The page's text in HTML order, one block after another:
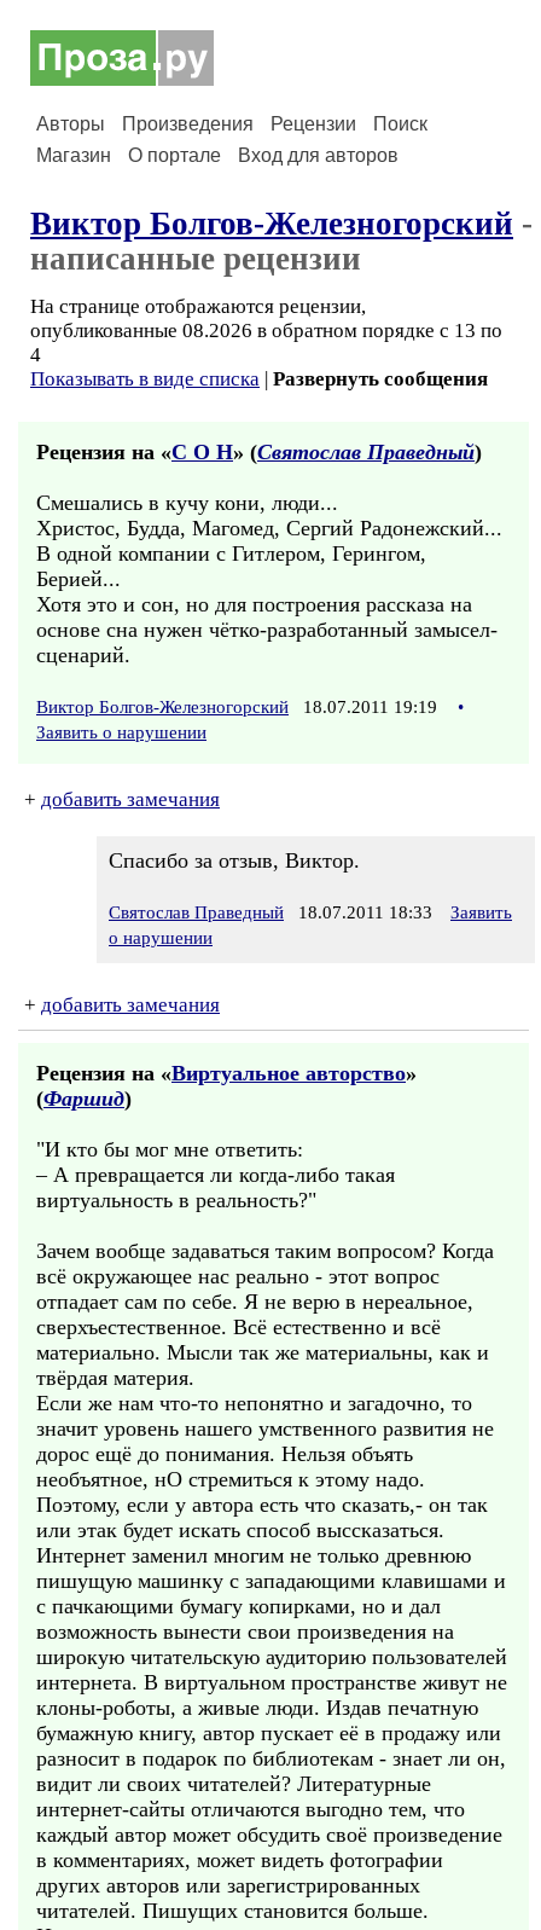
Авторы Произведения Рецензии
Поиск
Магазин
О портале Вход для авторов
Виктор Болгов-Железногорский -
написанные рецензии
На странице отображаются рецензии,
опубликованные 08.2026 в обратном порядке с 13 по
4
Показывать в виде списка | Развернуть сообщения
Рецензия на «С О Н» (Святослав Праведный)
Смешались в кучу кони, люди...
Христос, Будда, Магомед, Сергий Радонежский...
В одной компании с Гитлером, Герингом,
Берией...
Хотя это и сон, но для построения рассказа на
основе сна нужен чётко-разработанный замысел-
сценарий.
Виктор Болгов-Железногорский 18.07.2011 19:19
•
Заявить о нарушении
+ добавить замечания
Спасибо за отзыв, Виктор.
Святослав Праведный 18.07.2011 18:33
Заявить
о нарушении
+ добавить замечания
Рецензия на «Виртуальное авторство»
(Фаршид)
"И кто бы мог мне ответить:
– А превращается ли когда-либо такая
виртуальность в реальность?"
Зачем вообще задаваться таким вопросом? Когда
всё окружающее нас реально - этот вопрос
отпадает сам по себе. Я не верю в нереальное,
сверхъестественное. Всё естественно и всё
материально. Мысли так же материальны, как и
твёрдая материя.
Если же нам что-то непонятно и загадочно, то
значит уровень нашего умственного развития не
дорос ещё до понимания. Нельзя объять
необъятное, нО стремиться к этому надо.
Поэтому, если у автора есть что сказать,- он так
или этак будет искать способ выссказаться.
Интернет заменил многим не только древнюю
пишущую машинку с западающими клавишами и
с пачкающими бумагу копирками, но и дал
возможность вынести свои произведения на
широкую читательскую аудиторию пользователей
интернета. В виртуальном пространстве живут не
клоны-роботы, а живые люди. Издав печатную
бумажную книгу, автор пускает её в продажу или
разносит в подарок по библиотекам - знает ли он,
видит ли своих читателей? Литературные
интернет-сайты отличаются выгодно тем, что
каждый автор может обсудить своё произведение
в комментариях, может видеть фотографии
других авторов или зарегистрированных
читателей. Пишущих становится больше.